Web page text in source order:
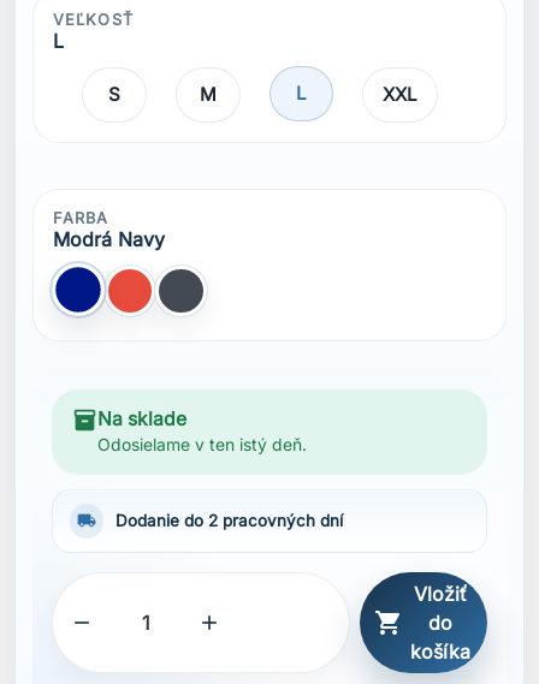
VEĽKOSŤ
L
S M L XXL
FARBA
Modrá Navy
Modrá Navy
ČervenáČierna
inventory_2 Na sklade
Odosielame v ten istý deň.
local_shipping Dodanie do 2 pracovných dní
  
Vložiť
do
košíka